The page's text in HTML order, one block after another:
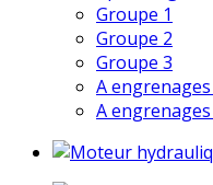
Groupe 1
Groupe 2
Groupe 3
A
A